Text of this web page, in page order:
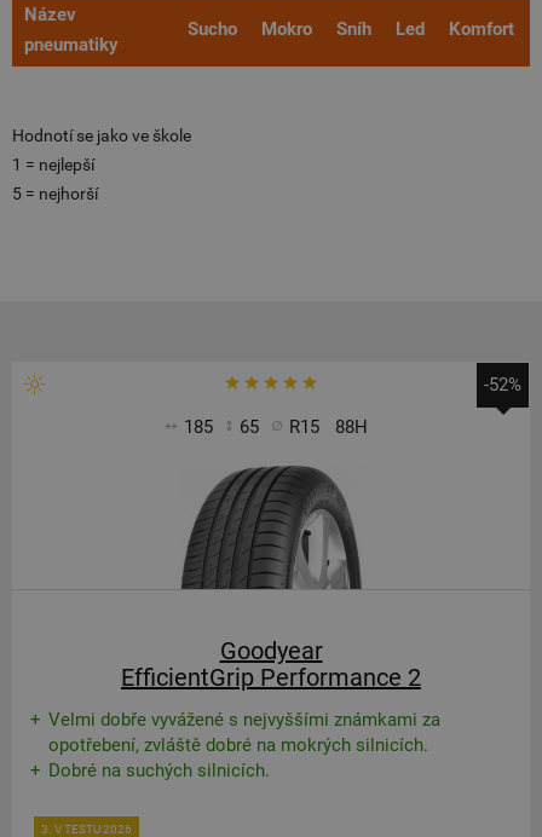
Název
pneumatiky
Sucho Mokro Sníh Led Komfort
Hodnotí se jako ve škole
1 = nejlepší
5 = nejhorší
185 65 R15 88H
-52%
Goodyear
EfficientGrip Performance 2
Velmi dobře vyvážené s nejvyššími známkami za
opotřebení, zvláště dobré na mokrých silnicích.
Dobré na suchých silnicích.
3. V TESTU 2026